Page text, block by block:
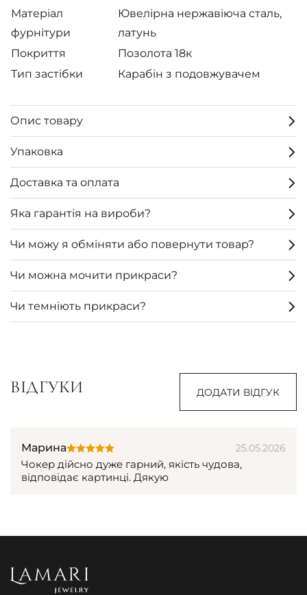
Матеріал
фурнітури
Ювелірна нержавіюча сталь,
латунь
Покриття
Позолота 18к
Тип застібки
Карабін з подовжувачем
Опис товару
Упаковка
Доставка та оплата
Яка гарантія на вироби?
Чи можу я обміняти або повернути товар?
Чи можна мочити прикраси?
Чи темніють прикраси?
ВІДГУКИ ДОДАТИ ВІДГУК
Марина 25.05.2026
Чокер дійсно дуже гарний, якість чудова,
відповідає картинці. Дякую